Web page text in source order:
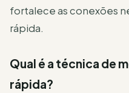
fortalece as conexões
rápida.
Qual é a técnica de
rápida?